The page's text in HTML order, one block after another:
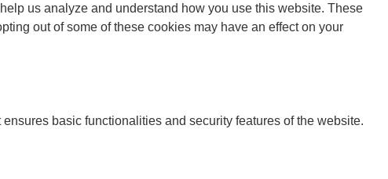
us analyze and understand how you use this website. These
out of some of these cookies may have an effect on your
basic functionalities and security features of the website.